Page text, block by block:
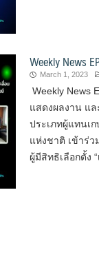
Weekly News
March 1, 2023
Weekly News
แสดงผลงาน แ
ประเภทผู้แทนเ
แห่งชาติ เข้าร่
ผู้มีสิทธิเลือกตั้ง